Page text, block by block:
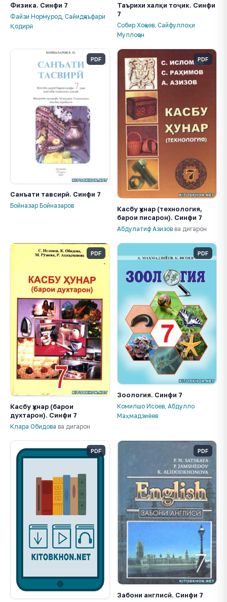
Физика. Синфи 7
Файзи Нормурод Сайидҷаъфари
Қодирӣ
Таърихи халқи тоҷик. Синфи
7
Собир Хоҷаев Сайфуллоҳи
Муллоҷон
PDF
Санъати тавсирӣ. Синфи 7
Бойназар Бойназаров
PDF
Касбу ҳунар (технология,
барои писарон). Синфи 7
Абдулатиф Азизов ва дигарон
PDF
Касбу ҳунар (барои
духтарон). Синфи 7
Клара Обидова ва дигарон
PDF
Зоология. Синфи 7
Комилшо Исоев, Абдулло
Маҳмадзиёев
PDF PDF
Забони англисӣ. Синфи 7